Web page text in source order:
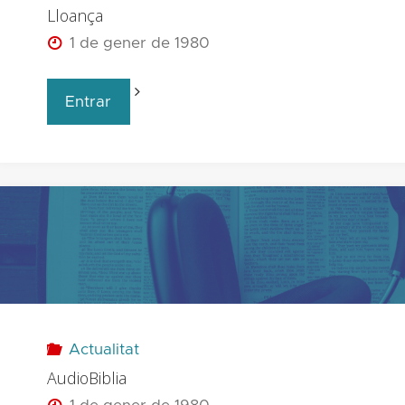
Lloança
1 de gener de 1980
Entrar
Lloança
Actualitat
AudioBiblia